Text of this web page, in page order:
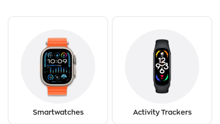
Smartwatches Activity Trackers